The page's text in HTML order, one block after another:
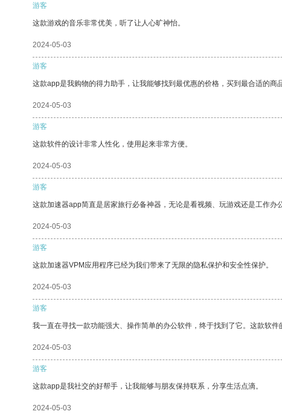
游客
这款游戏的音乐非常优美，听了让人心旷神怡。
2024-05-03
游客
这款app是我购物的得力助手，让我能够找到最优惠的价格，买到最合适的商品
2024-05-03
游客
这款软件的设计非常人性化，使用起来非常方便。
2024-05-03
游客
这款加速器app简直是居家旅行必备神器，无论是看视频、玩游戏还是工作
2024-05-03
游客
这款加速器VPM应用程序已经为我们带来了无限的隐私保护和安全性保护。
2024-05-03
游客
我一直在寻找一款功能强大、操作简单的办公软件，终于找到了它。这款软
2024-05-03
游客
这款app是我社交的好帮手，让我能够与朋友保持联系，分享生活点滴。
2024-05-03